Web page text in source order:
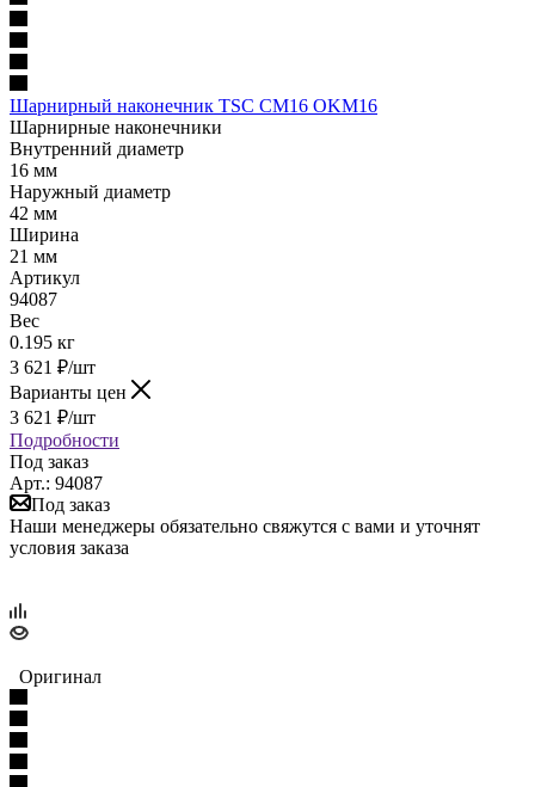
Шарнирный наконечник TSC CM16 OKM16
Шарнирные наконечники
Внутренний диаметр
16 мм
Наружный диаметр
42 мм
Ширина
21 мм
Артикул
94087
Вес
0.195 кг
3 621 ₽/шт
Варианты цен
3 621 ₽/шт
Подробности
Под заказ
Арт.: 94087
Под заказ
Наши менеджеры обязательно свяжутся с вами и уточнят
условия заказа
Оригинал